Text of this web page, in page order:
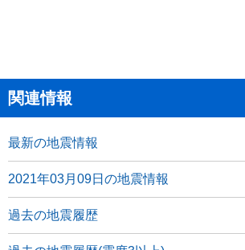
関連情報
最新の地震情報
2021年03月09日の地震情報
過去の地震履歴